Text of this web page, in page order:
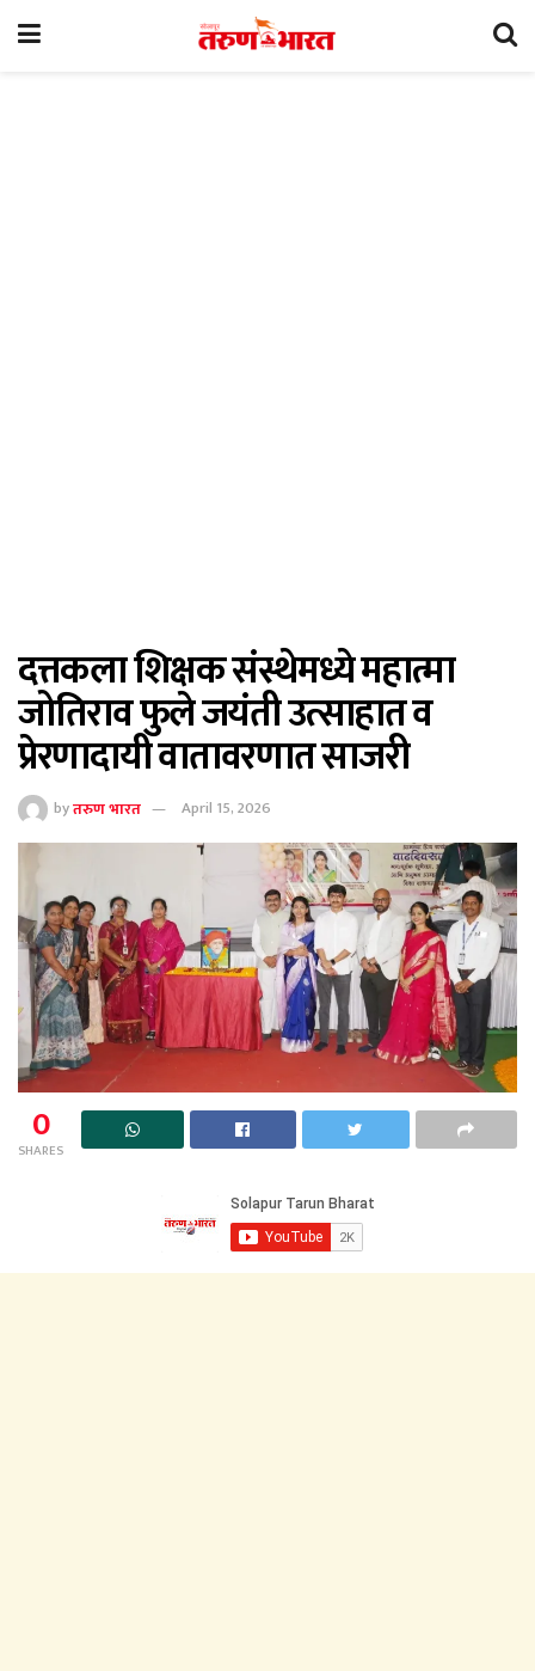
दत्तकला शिक्षक संस्थेमध्ये महात्मा
जोतिराव फुले जयंती उत्साहात व
प्रेरणादायी वातावरणात साजरी
byतरुण भारत April 15, 2026
0
SHARES